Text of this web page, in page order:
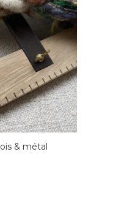
& métal